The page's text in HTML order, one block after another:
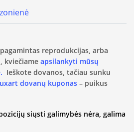
reprodukcijas, arba
kviečiame apsilankyti mūsų
Ieškote dovanos, tačiau sunku
dovanų kuponas – puikus
siųsti galimybės nėra, galima